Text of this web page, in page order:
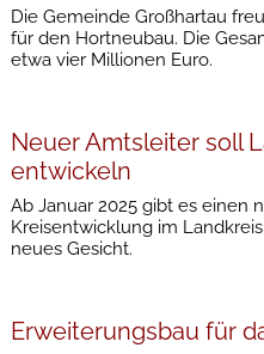
Die Gemeinde Großhartau
für den Hortneubau. Die
etwa vier Millionen Euro.
Neuer Amtsleiter soll
entwickeln
Ab Januar 2025 gibt es einen
Kreisentwicklung im
neues Gesicht.
Erweiterungsbau für